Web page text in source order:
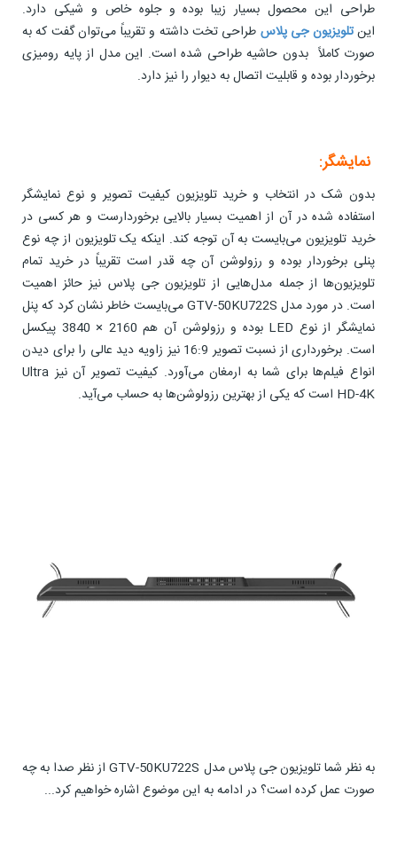
طراحی این محصول بسیار زیبا بوده و جلوه خاص و شیکی دارد.
اینتلویزیون جی پلاس طراحی تخت داشته و تقریباً می‌توان گفت که به
صورت کاملاً بدون حاشیه طراحی شده است. این مدل از پایه رومیزی
برخوردار بوده و قابلیت اتصال به دیوار را نیز دارد.
نمایشگر:
بدون شک در انتخاب و خرید تلویزیون کیفیت تصویر و نوع نمایشگر
استفاده شده در آن از اهمیت بسیار بالایی برخوردارست و هر کسی در
خرید تلویزیون می‌بایست به آن توجه کند. اینکه یک تلویزیون از چه نوع
پنلی برخوردار بوده و رزولوشن آن چه قدر است تقریباً در خرید تمام
تلویزیون‌ها از جمله مدل‌هایی از تلویزیون جی پلاس نیز حائز اهمیت
است. در مورد مدل GTV-50KU722S می‌بایست خاطر نشان کرد که پنل
نمایشگر از نوع LED بوده و رزولوشن آن هم 2160 × 3840 پیکسل
است. برخورداری از نسبت تصویر 16:9 نیز زاویه دید عالی را برای دیدن
انواع فیلم‌ها برای شما به ارمغان می‌آورد. کیفیت تصویر آن نیز Ultra
HD-4K است که یکی از بهترین رزولوشن‌ها به حساب می‌آید.
به نظر شما تلویزیون جی پلاس مدل GTV-50KU722S از نظر صدا به چه
صورت عمل کرده است؟ در ادامه به این موضوع اشاره خواهیم کرد...